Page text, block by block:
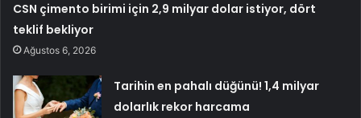
CSN çimento birimi için 2,9 milyar dolar istiyor, dört
teklif bekliyor
Ağustos 6, 2026
Tarihin en pahalı düğünü! 1,4 milyar
dolarlık rekor harcama